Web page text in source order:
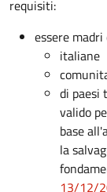
requisiti:
essere
italiane
di paesi
valido
base
la
13/12/